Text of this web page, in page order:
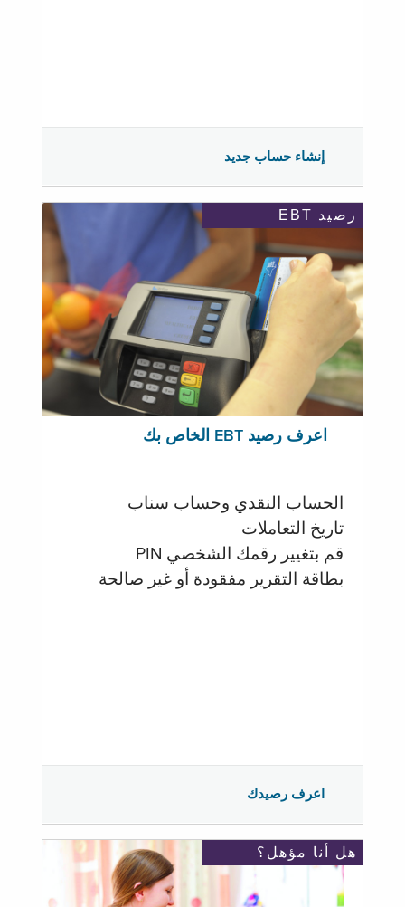
إنشاء حساب جديد
رصيد EBT
اعرف رصيد EBT الخاص بك
الحساب النقدي وحساب سناب
تاريخ التعاملات
قم بتغيير رقمك الشخصي PIN
بطاقة التقرير مفقودة أو غير صالحة
اعرف رصيدك
هل أنا مؤهل؟